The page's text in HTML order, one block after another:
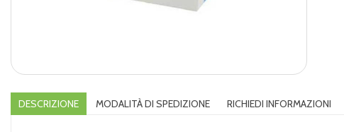
DESCRIZIONE MODALITÀ DI SPEDIZIONE RICHIEDI INFORMAZIONI